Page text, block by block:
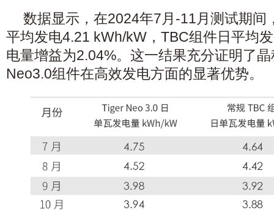
数据显示，在2024年7月-11月测试期间
平均发电4.21 kWh/kW，TBC组件日平均
电量增益为2.04%。这一结果充分证明了
Neo3.0组件在高效发电方面的显著优势。